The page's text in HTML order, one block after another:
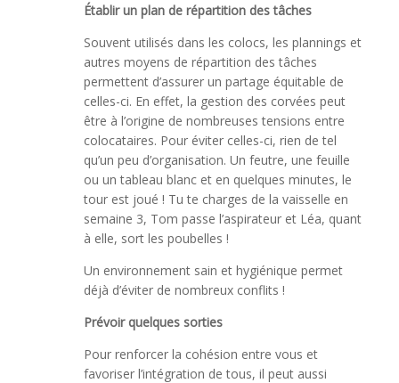
Établir un plan de répartition des tâches
Souvent utilisés dans les colocs, les plannings et
autres moyens de répartition des tâches
permettent d’assurer un partage équitable de
celles-ci. En effet, la gestion des corvées peut
être à l’origine de nombreuses tensions entre
colocataires. Pour éviter celles-ci, rien de tel
qu’un peu d’organisation. Un feutre, une feuille
ou un tableau blanc et en quelques minutes, le
tour est joué ! Tu te charges de la vaisselle en
semaine 3, Tom passe l’aspirateur et Léa, quant
à elle, sort les poubelles !
Un environnement sain et hygiénique permet
déjà d’éviter de nombreux conflits !
Prévoir quelques sorties
Pour renforcer la cohésion entre vous et
favoriser l’intégration de tous, il peut aussi